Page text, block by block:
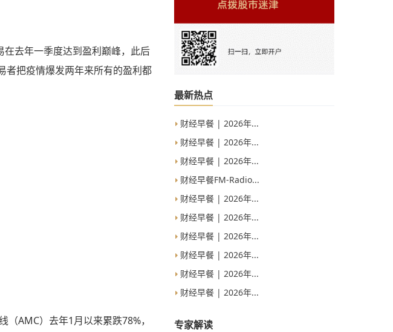
去年一季度达到盈利巅峰，此后
者把疫情爆发两年来所有的盈利都
AMC）去年1月以来累跌78%，
最新热点
财经早餐 | 2026年...
财经早餐 | 2026年...
财经早餐 | 2026年...
财经早餐FM-Radio...
财经早餐 | 2026年...
财经早餐 | 2026年...
财经早餐 | 2026年...
财经早餐 | 2026年...
财经早餐 | 2026年...
财经早餐 | 2026年...
专家解读